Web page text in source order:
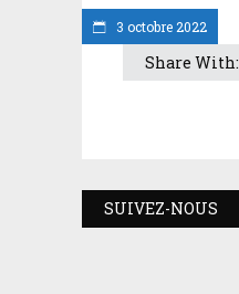
3 octobre 2022
Share With:
SUIVEZ-NOUS